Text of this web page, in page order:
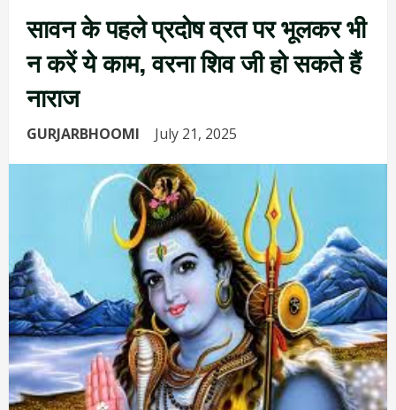
सावन के पहले प्रदोष व्रत पर भूलकर भी
न करें ये काम, वरना शिव जी हो सकते हैं
नाराज
GURJARBHOOMI July 21, 2025